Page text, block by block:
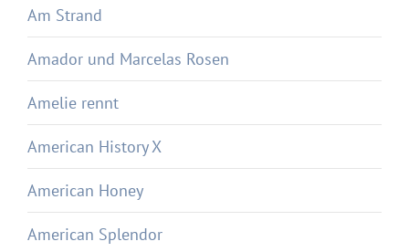
Am Strand
Amador und Marcelas Rosen
Amelie rennt
American History X
American Honey
American Splendor